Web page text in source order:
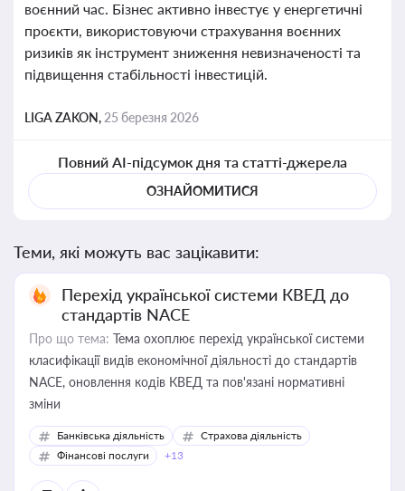
воєнний час. Бізнес активно інвестує у енергетичні
проєкти, використовуючи страхування воєнних
ризиків як інструмент зниження невизначеності та
підвищення стабільності інвестицій.
LIGA ZAKON, 25 березня 2026
Повний AI-підсумок дня та статті-джерела
ОЗНАЙОМИТИСЯ
Теми, які можуть вас зацікавити:
Перехід української системи КВЕД до
стандартів NACE
Про що тема: Тема охоплює перехід української системи
класифікації видів економічної діяльності до стандартів
NACE, оновлення кодів КВЕД та пов'язані нормативні
зміни
Банківська діяльність
Страхова діяльність
Фінансові послуги
+13